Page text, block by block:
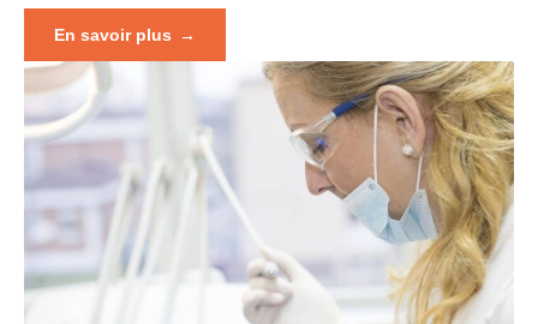
En savoir plus